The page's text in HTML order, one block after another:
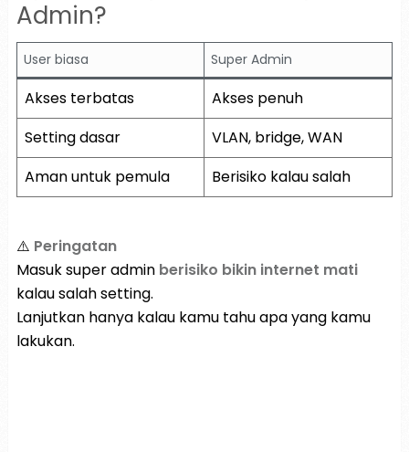
Admin?
User biasa Super Admin
Akses terbatas
Akses penuh
Setting dasar
VLAN, bridge, WAN
Aman untuk pemula
Berisiko kalau salah
⚠️ Peringatan
Masuk super admin berisiko bikin internet mati
kalau salah setting.
Lanjutkan hanya kalau kamu tahu apa yang kamu
lakukan.